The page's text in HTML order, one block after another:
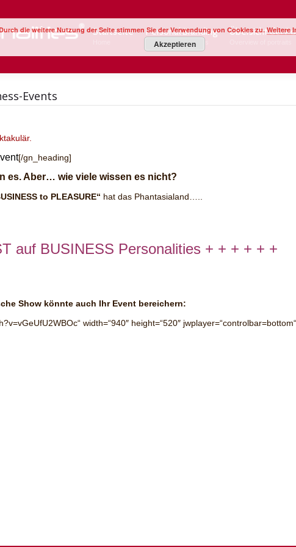
Startseite Personal Branding
Image Your Business
Übersicht der
Events
[/gn_heading]
es. Aber… wie viele wissen es nicht?
to PLEASURE“ hat das Phantasialand…..
auf BUSINESS Personalities + + + + + +
Show könnte auch Ihr Event bereichern:
width=“940″ height=“520″
die weitere Nutzung der Seite stimmen Sie der Verwendung von Cookies zu.Weitere
Akzeptieren
Startseite
Home
Personal Branding
Image Your Business
Übersicht der
Overview of portraits